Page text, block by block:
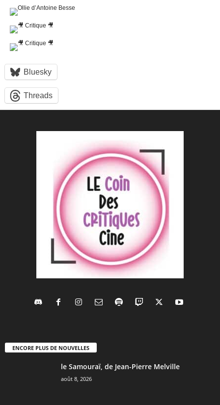
Bluesky
Threads
ENCORE PLUS DE NOUVELLES
le Samouraï, de Jean-Pierre Melville
août 8, 2026